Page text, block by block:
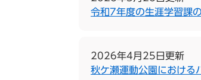
令和7年度の生涯学習課
2026年4月25日更新
秋ケ瀬運動公園における